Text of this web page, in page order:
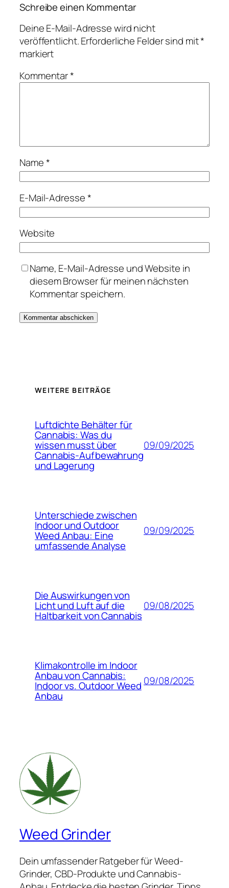
Schreibe einen Kommentar
Deine E-Mail-Adresse wird nicht
veröffentlicht.Erforderliche Felder sind mit*
markiert
Kommentar*
Name*
E-Mail-Adresse*
Website
Name, E-Mail-Adresse und Website in
diesem Browser für meinen nächsten
Kommentar speichern.
WEITERE BEITRÄGE
Luftdichte Behälter für
Cannabis: Was du
wissen musst über
Cannabis-Aufbewahrung
und Lagerung
09/09/2025
Unterschiede zwischen
Indoor und Outdoor
Weed Anbau: Eine
umfassende Analyse
09/09/2025
Die Auswirkungen von
Licht und Luft auf die
Haltbarkeit von Cannabis
09/08/2025
Klimakontrolle im Indoor
Anbau von Cannabis:
Indoor vs. Outdoor Weed
Anbau
09/08/2025
Weed Grinder
Dein umfassender Ratgeber für Weed-
Grinder, CBD-Produkte und Cannabis-